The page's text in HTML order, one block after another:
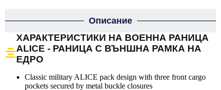
Описание
ХАРАКТЕРИСТИКИ НА ВОЕННА РАНИЦА
ALICE - РАНИЦА С ВЪНШНА РАМКА НА
ЕДРО
Classic military ALICE pack design with three front cargo
pockets secured by metal buckle closures